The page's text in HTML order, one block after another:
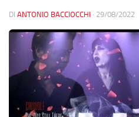
DI ANTONIO BACCIOCCHI · 29/08/2022